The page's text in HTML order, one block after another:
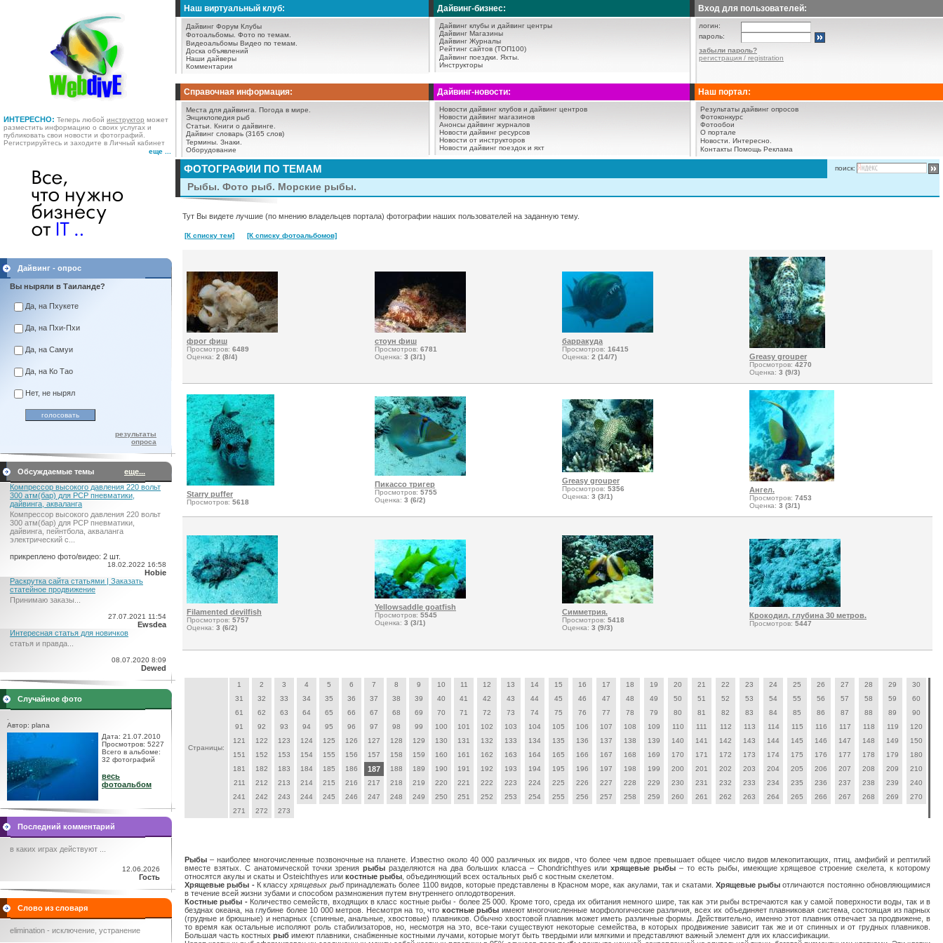
ИНТЕРЕСНО: Теперь любой инструктор может
разместить информацию о своих услугах и
публиковать свои новости и фотографий.
Регистрируйтесь и заходите в Личный кабинет
еще ...
Наш виртуальный клуб:
Дайвинг Форум Клубы
Фотоальбомы. Фото по темам.
Видеоальбомы Видео по темам.
Доска объявлений
Наши дайверы
Комментарии
Дайвинг-бизнес:
Дайвинг клубы и дайвинг центры
Дайвинг Магазины
Дайвинг Журналы
Рейтинг сайтов (ТОП100)
Дайвинг поездки.
Яхты.
Инструкторы
Вход для пользователей:
логин:
пароль:
забыли пароль?
регистрация / registration
Справочная информация:
Места для дайвинга.
Погода в мире.
Энциклопедия рыб
Статьи.
Книги о дайвинге.
Дайвинг словарь (3165 слов)
Термины. Знаки.
Оборудование
Дайвинг-новости:
Новости дайвинг клубов и дайвинг центров
Новости дайвинг магазинов
Анонсы дайвинг журналов
Новости дайвинг ресурсов
Новости от инструкторов
Новости дайвинг поездок и яхт
Наш портал:
Результаты дайвинг опросов
Фотоконкурс
Фотообои
О портале
Новости.
Интересно.
Контакты Помощь Реклама
Дайвинг - опрос
Вы ныряли в Таиланде?
Да, на Пхукете
Да, на Пхи-Пхи
Да, на Самуи
Да, на Ко Тао
Нет, не нырял
результаты
опроса
Обсуждаемые темы
еще...
Компрессор высокого давления 220 вольт
300 атм(бар) для PCP пневматики,
дайвинга, акваланга
Компрессор высокого давления 220 вольт
300 атм(бар) для PCP пневматики,
дайвинга, пейнтбола, акваланга
электрический c...
прикреплено фото/видео: 2 шт.
18.02.2022 16:58
Hobie
Раскрутка сайта статьями | Заказать
статейное продвижение
Принимаю заказы...
27.07.2021 11:54
Ewsdea
Интересная статья для новичков
статья и правда...
08.07.2020 8:09
Dewed
Случайное фото
Автор: plana
Дата: 21.07.2010
Просмотров: 5227
Всего в альбоме:
32 фотографий
весь
фотоальбом
Последний комментарий
в каких играх действуют ...
12.06.2026
Гость
Слово из словаря
elimination - исключение, устранение
ФОТОГРАФИИ ПО ТЕМАМ поиск:
Рыбы. Фото рыб. Морские рыбы.
Тут Вы видете лучшие (по мнению владельцев портала) фотографии наших пользователей на заданную тему.
[К списку тем] [К списку фотоальбомов]
фрог фиш
Просмотров: 6489
Оценка: 2 (8/4)
стоун фиш
Просмотров: 6781
Оценка: 3 (3/1)
барракуда
Просмотров: 16415
Оценка: 2 (14/7) Greasy grouper
Просмотров: 4270
Оценка: 3 (9/3)
Starry puffer
Просмотров: 5618
Пикассо тригер
Просмотров: 5755
Оценка: 3 (6/2)
Greasy grouper
Просмотров: 5356
Оценка: 3 (3/1)
Ангел.
Просмотров: 7453
Оценка: 3 (3/1)
Filamented devilfish
Просмотров: 5757
Оценка: 3 (6/2)
Yellowsaddle goatfish
Просмотров: 5545
Оценка: 3 (3/1)
Симметрия.
Просмотров: 5418
Оценка: 3 (9/3)
Крокодил, глубина 30 метров.
Просмотров: 5447
Страницы:
1 2 3 4 5 6 7 8 9 10 11 12 13 14 15 16 17 18 19 20 21 22 23 24 25 26 27 28 29
30
31
32 33 34 35 36 37 38 39 40 41 42 43 44 45 46 47 48 49 50 51 52 53 54 55 56 57 58 59
60
61
62 63 64 65 66 67 68 69 70 71 72 73 74 75 76 77 78 79 80 81 82 83 84 85 86 87 88 89
90
91
92 93 94 95 96 97 98 99 100 101 102 103 104 105 106 107 108 109 110 111 112 113 114 115 116 117 118 119
120
121
122 123 124 125 126 127 128 129 130 131 132 133 134 135 136 137 138 139 140 141 142 143 144 145 146 147 148 149
150
151
152 153 154 155 156 157 158 159 160 161 162 163 164 165 166 167 168 169 170 171 172 173 174 175 176 177 178 179
180
181
182 183 184 185 186 187 188 189 190 191 192 193 194 195 196 197 198 199 200 201 202 203 204 205 206 207 208 209
210
211
212 213 214 215 216 217 218 219 220 221 222 223 224 225 226 227 228 229 230 231 232 233 234 235 236 237 238 239
240
241
242 243 244 245 246 247 248 249 250 251 252 253 254 255 256 257 258 259 260 261 262 263 264 265 266 267 268 269
270
271
272 273
Рыбы – наиболее многочисленные позвоночные на планете. Известно около 40 000 различных их видов, что более чем вдвое превышает общее число видов млекопитающих, птиц, амфибий и рептилий
вместе взятых. С анатомической точки зрениярыбы разделяются на два больших класса – Chondrichthyes илихрящевые рыбы – то есть рыбы, имеющие хрящевое строение скелета, к которому
относятся акулы и скаты и Osteichthyes или костные рыбы , объединяющий всех остальных рыб с костным скелетом.
Хрящевые рыбы - К классухрящевых рыбпринадлежать более 1100 видов, которые представлены в Красном море, как акулами, так и скатами. Хрящевые рыбы отличаются постоянно обновляющимися
в течение всей жизни зубами и способом размножения путем внутреннего оплодотворения.
Костные рыбы - Количество семейств, входящих в класс костные рыбы - более 25 000. Кроме того, среда их обитания немного шире, так как эти рыбы встречаются как у самой поверхности воды, так и в
безднах океана, на глубине более 10 000 метров. Несмотря на то, что костные рыбы имеют многочисленные морфологические различия, всех их объединяет плавниковая система, состоящая из парных
(грудные и брюшные) и непарных (спинные, анальные, хвостовые) плавников. Обычно хвостовой плавник может иметь различные формы. Действительно, именно этот плавник отвечает за продвижене, в
то время как остальные исполяют роль стабилизаторов, но, несмотря на это, все-таки существуют некоторые семейства, в которых продвижение зависит так же и от спинных и от грудных плавников.
Большая часть костных рыб имеют плавники, снабженные костными лучами, которые могут быть твердыми или мягкими и представляют важный элемент для их классификации.